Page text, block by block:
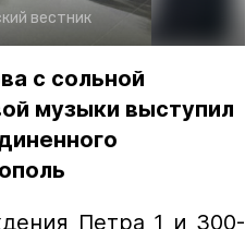
вестник
с сольной
музыки выступил
Петра 1 и 300-